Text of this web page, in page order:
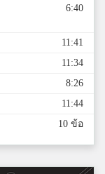
6:40
11:41
11:34
8:26
11:44
10 ข้อ